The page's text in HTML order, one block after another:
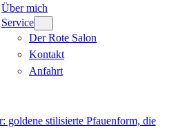
Über mich
Service
Der Rote Salon
Kontakt
Anfahrt